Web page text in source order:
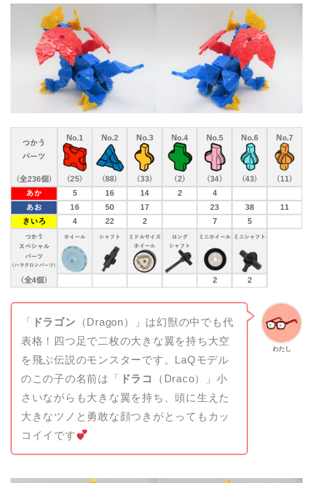
わたし
「 ドラゴン （Dragon）」は幻獣の中でも代
表格！四つ足で二枚の大きな翼を持ち大空
を飛ぶ伝説のモンスターです。LaQモデル
のこの子の名前は「 ドラコ
（Draco）」小
さいながらも大きな翼を持ち、頭に生えた
大きなツノと勇敢な顔つきがとってもカッ
コイイです